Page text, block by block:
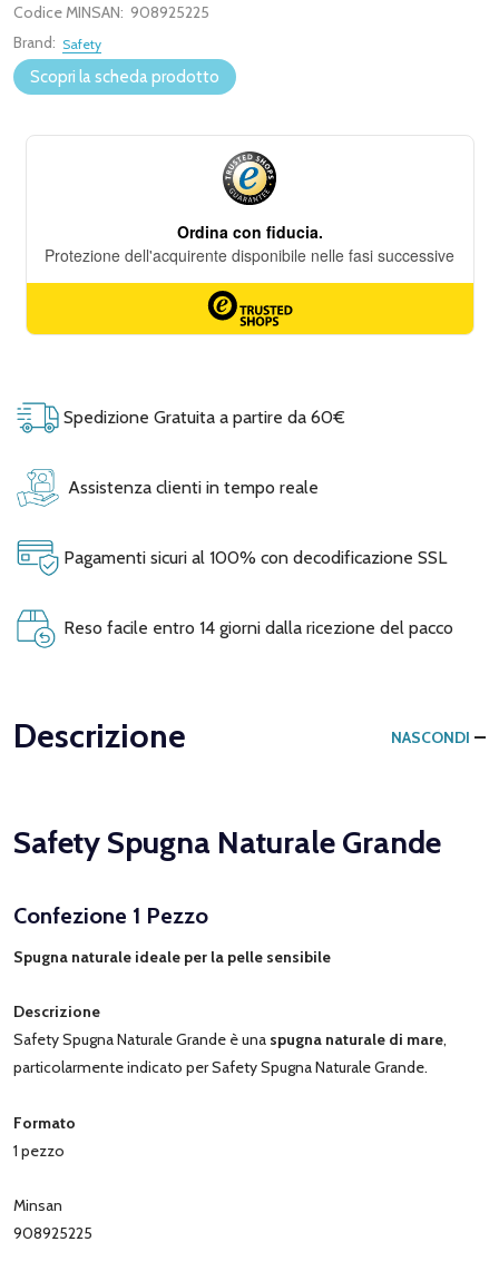
Codice MINSAN: 908925225
Brand: Safety
Scopri la scheda prodotto
Spedizione Gratuita a partire da 60€
Assistenza clienti in tempo reale
Pagamenti sicuri al 100% con decodificazione SSL
Reso facile entro 14 giorni dalla ricezione del pacco
Descrizione NASCONDI
Safety Spugna Naturale Grande
Confezione 1 Pezzo
Spugna naturale ideale per la pelle sensibile
Descrizione
Safety Spugna Naturale Grande è una spugna naturale di mare,
particolarmente indicato per Safety Spugna Naturale Grande.
Formato
1 pezzo
Minsan
908925225